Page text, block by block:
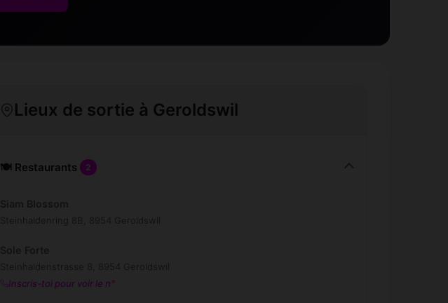
Lieux de sortie à Geroldswil
🍽️ Restaurants 2
Inscris-toi pour voir le n°